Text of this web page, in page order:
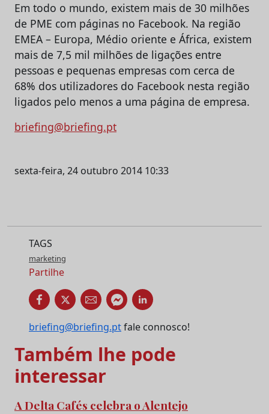
Em todo o mundo, existem mais de 30 milhões
de PME com páginas no Facebook. Na região
EMEA – Europa, Médio oriente e África, existem
mais de 7,5 mil milhões de ligações entre
pessoas e pequenas empresas com cerca de
68% dos utilizadores do Facebook nesta região
ligados pelo menos a uma página de empresa.
briefing@briefing.pt
sexta-feira, 24 outubro 2014 10:33
TAGS
marketing
Partilhe
briefing@briefing.ptfale connosco!
Também lhe pode
interessar
A Delta Cafés celebra o Alentejo